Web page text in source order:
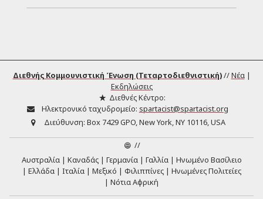
Διεθνής Κομμουνιστική Ένωση (Τεταρτοδιεθνιστική)//Νέα|
Εκδηλώσεις
Διεθνές Κέντρο:
Ηλεκτρονικό ταχυδρομείο: spartacist@spartacist.org
Διεύθυνση: Box 7429 GPO, New York, NY 10116, USA
//
Αυστραλία
Καναδάς Γερμανία Γαλλία
Ηνωμένο Βασίλειο
Ελλάδα
Ιταλία Μεξικό Φιλιππίνες
Ηνωμένες Πολιτείες
Νότια Αφρική